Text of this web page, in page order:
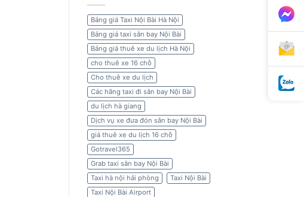
Bảng giá Taxi Nội Bài Hà Nội
Bảng giá taxi sân bay Nội Bài
Bảng giá thuê xe du lịch Hà Nội
cho thuê xe 16 chỗ
Cho thuê xe du lịch
Các hãng taxi đi sân bay Nội Bài
du lịch hà giang
Dịch vụ xe đưa đón sân bay Nội Bài
giá thuê xe du lịch 16 chỗ
Gotravel365
Grab taxi sân bay Nội Bài
Taxi hà nội hải phòng
Taxi Nội Bài
Taxi Nội Bài Airport